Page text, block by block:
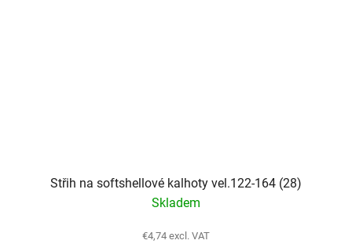
Střih na softshellové kalhoty vel.122-164 (28)
Skladem
€4,74 excl. VAT